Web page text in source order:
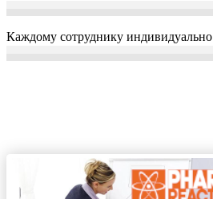
Каждому сотруднику индивидуально